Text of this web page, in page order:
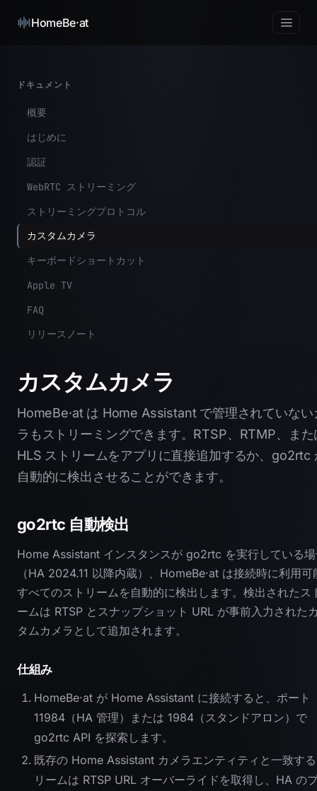
HomeBe·at
ドキュメント
概要
はじめに
認証
WebRTC ストリーミング
ストリーミングプロトコル
カスタムカメラ
キーボードショートカット
Apple TV
FAQ
リリースノート
カスタムカメラ
HomeBe·at は Home Assistant で管理されていない
ラもストリーミングできます。RTSP、RTMP、また
HLS ストリームをアプリに直接追加するか、go2rtc
自動的に検出させることができます。
go2rtc 自動検出
Home Assistant インスタンスが go2rtc を実行している
（HA 2024.11 以降内蔵）、HomeBe·at は接続時に利用可
すべてのストリームを自動的に検出します。検出されたス
ームは RTSP とスナップショット URL が事前入力された
タムカメラとして追加されます。
仕組み
HomeBe·at が Home Assistant に接続すると、ポート
11984（HA 管理）または 1984（スタンドアロン）で
go2rtc API を探索します。
既存の Home Assistant カメラエンティティと一致す
リームは RTSP URL オーバーライドを取得し、HA の